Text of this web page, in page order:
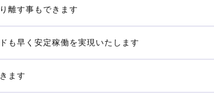
離す事もできます
も早く安定稼働を実現いたします
ます